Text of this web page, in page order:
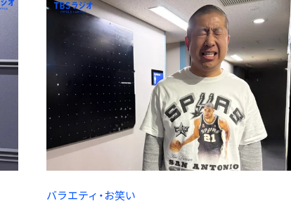
バラエティ・お笑い